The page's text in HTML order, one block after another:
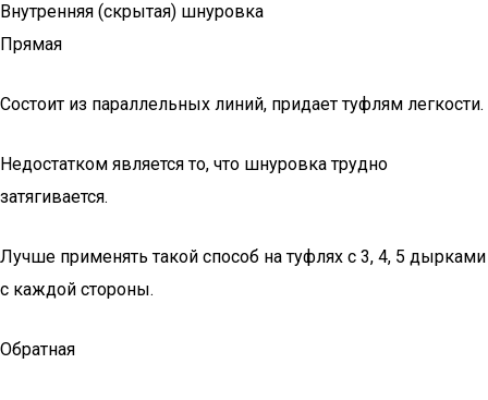
Внутренняя (скрытая) шнуровка
Прямая
Состоит из параллельных линий, придает туфлям легкости.
Недостатком является то, что шнуровка трудно
затягивается.
Лучше применять такой способ на туфлях с 3, 4, 5 дырками
с каждой стороны.
Обратная